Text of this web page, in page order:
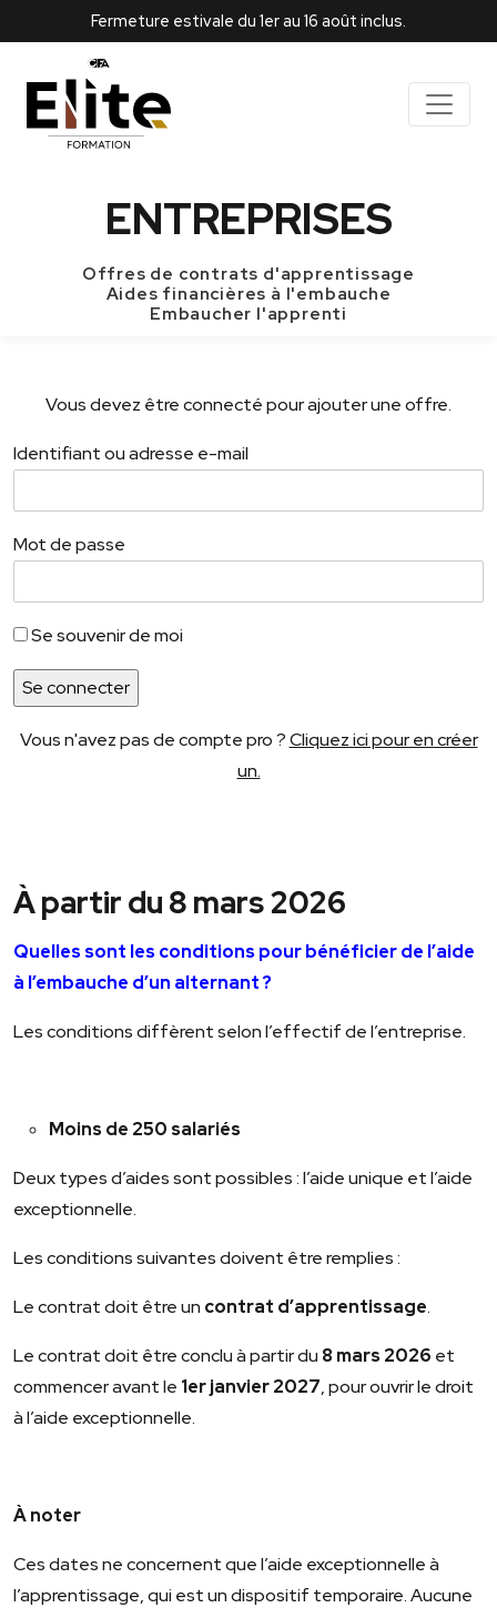
Fermeture estivale du 1er au 16 août inclus.
ENTREPRISES
Offres de contrats d'apprentissage
Aides financières à l'embauche
Embaucher l'apprenti
Vous devez être connecté pour ajouter une offre.
Identifiant ou adresse e-mail
Mot de passe
Se souvenir de moi
Vous n'avez pas de compte pro ?Cliquez ici pour en créer
un.
À partir du 8 mars 2026
Quelles sont les conditions pour bénéficier de l’aide
à l’embauche d’un alternant ?
Les conditions diffèrent selon l’effectif de l’entreprise.
Moins de 250 salariés
Deux types d’aides sont possibles : l’aide unique et l’aide
exceptionnelle.
Les conditions suivantes doivent être remplies :
Le contrat doit être un contrat d’apprentissage.
Le contrat doit être conclu à partir du 8 mars 2026 et
commencer avant le 1erjanvier 2027, pour ouvrir le droit
à l’aide exceptionnelle.
À noter
Ces dates ne concernent que l’aide exceptionnelle à
l’apprentissage, qui est un dispositif temporaire. Aucune